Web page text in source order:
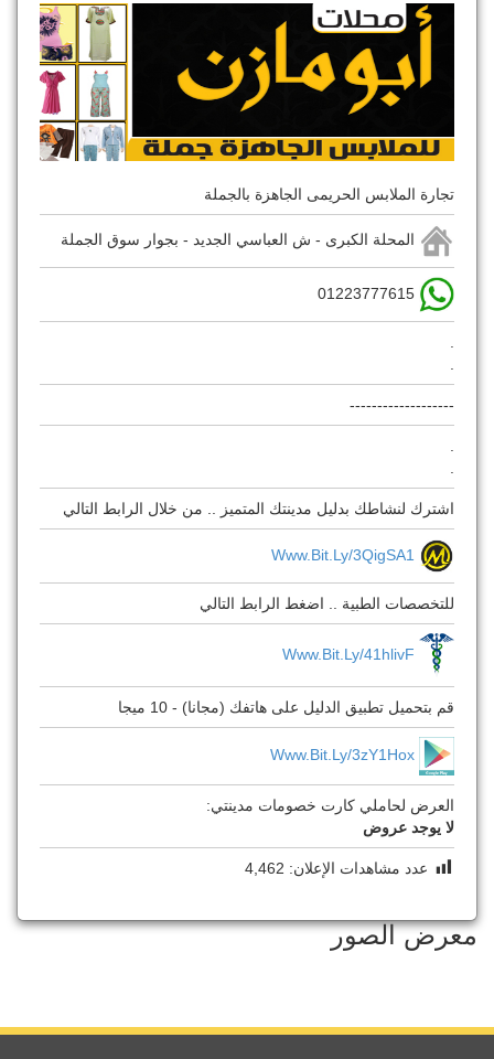
تجارة الملابس الحريمى الجاهزة بالجملة
المحلة الكبرى - ش العباسي الجديد - بجوار سوق الجملة
-------------------
اشترك لنشاطك بدليل مدينتك المتميز .. من خلال الرابط التالي
Www.bit.ly/3QigSA1
للتخصصات الطبية .. اضغط الرابط التالي
Www.bit.ly/41hlivF
قم بتحميل تطبيق الدليل على هاتفك (مجانا) - 10 ميجا
Www.bit.ly/3zY1Hox
العرض لحاملي كارت خصومات مدينتي:
لا يوجد عروض
عدد مشاهدات الإعلان: 4,462
معرض الصور